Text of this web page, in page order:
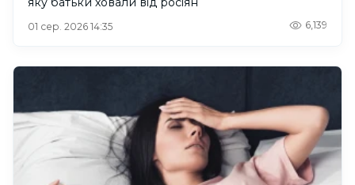
01 сер. 2026 14:35 6,139